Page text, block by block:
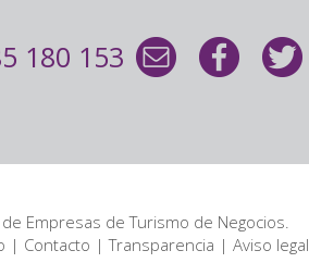
180 153
Empresas de Turismo de Negocios.
| Contacto |Transparencia | Aviso legal